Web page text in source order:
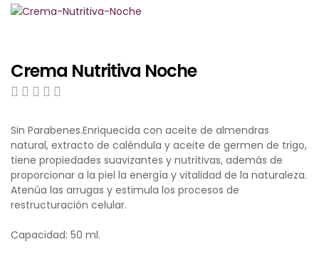
Crema Nutritiva Noche
o
u
t
o
f
b
a
d
Sin Parabenes.Enriquecida con aceite de almendras
natural, extracto de caléndula y aceite de germen de trigo,
tiene propiedades suavizantes y nutritivas, además de
proporcionar a la piel la energía y vitalidad de la naturaleza.
Atenúa las arrugas y estimula los procesos de
restructuración celular.
Capacidad: 50 ml.
NAT’AURA
BIOFRESH SPORT
JABONES Y SETS
LÍNEA ECONÓMICA
NUTRI COSMÉTICA